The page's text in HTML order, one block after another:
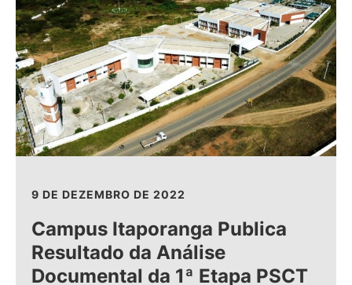
9 DE DEZEMBRO DE 2022
Campus Itaporanga Publica
Resultado da Análise
Documental da 1ª Etapa PSCT